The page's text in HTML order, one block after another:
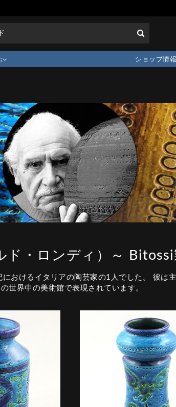
ショップ情報
ド・ロンディ）～ Bitossi
おけるイタリアの陶芸家の1人でした。 彼は
世界中の美術館で表現されています。